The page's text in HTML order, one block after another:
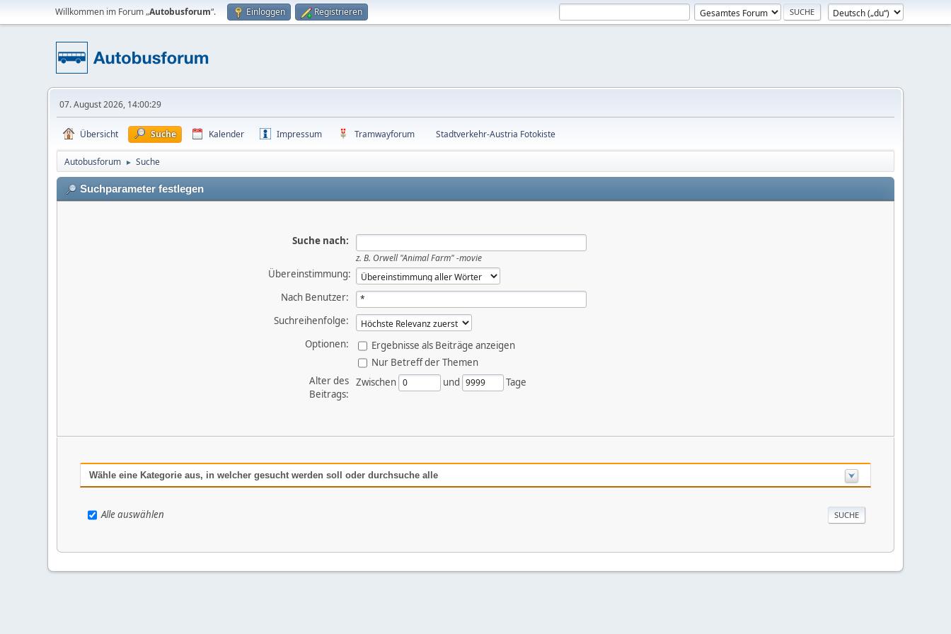
Willkommen im Forum „Autobusforum“. Einloggen Registrieren
07. August 2026, 14:00:29
Übersicht Suche Kalender Impressum Tramwayforum Stadtverkehr-Austria Fotokiste
Autobusforum ► Suche
Suchparameter festlegen
Suche nach:
z. B. Orwell "Animal Farm" -movie
Übereinstimmung:
Nach Benutzer:
Suchreihenfolge:
Optionen:
Ergebnisse als Beiträge anzeigen
Nur Betreff der Themen
Alter des
Beitrags:
Zwischen und Tage
Wähle eine Kategorie aus, in welcher gesucht werden soll oder durchsuche alle
Alle auswählen